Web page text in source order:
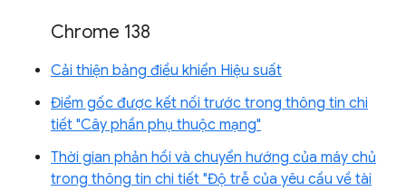
Chrome 138
Cải thiện bảng điều khiển Hiệu suất
Điểm gốc được kết nối trước trong thông tin chi
tiết "Cây phần phụ thuộc mạng"
Thời gian phản hồi và chuyển hướng của máy chủ
trong thông tin chi tiết "Độ trễ của yêu cầu về tài